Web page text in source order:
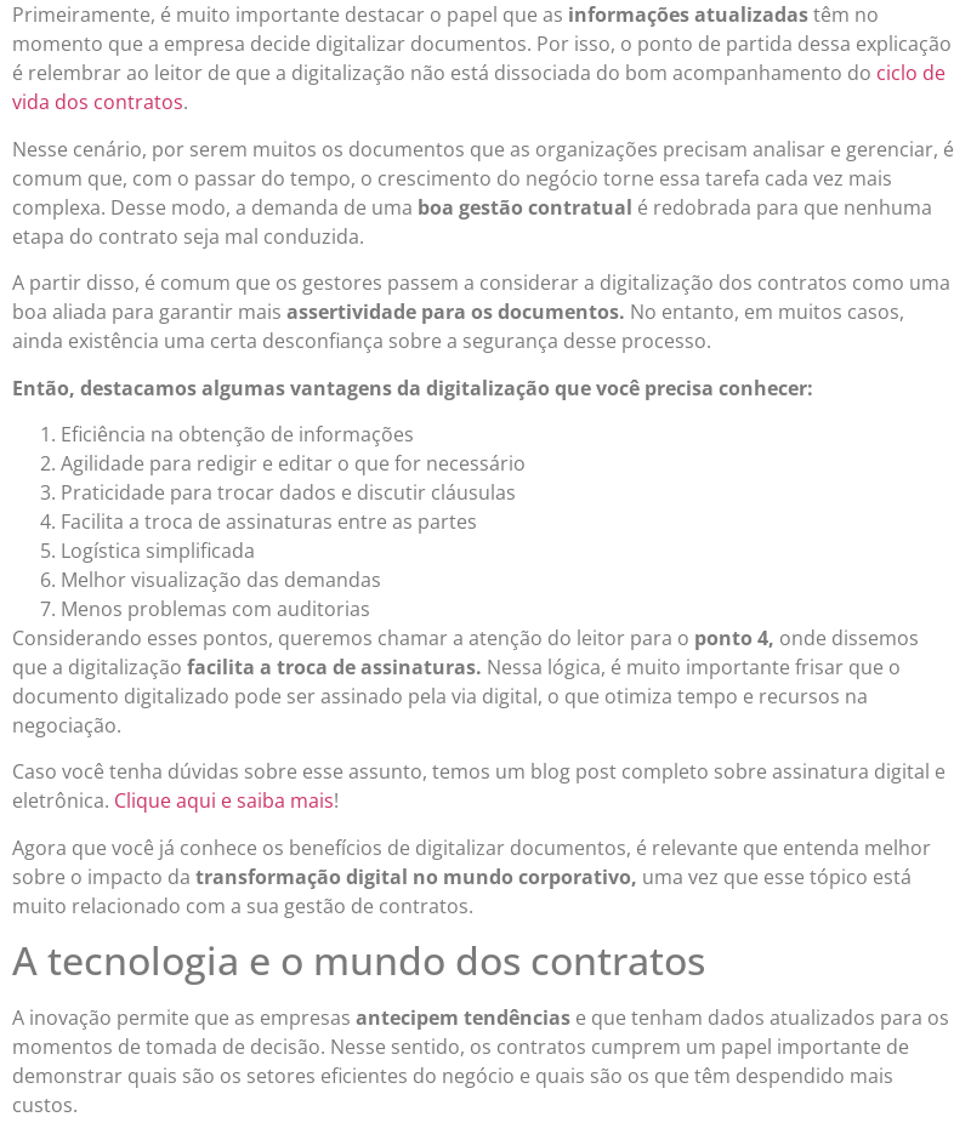
Primeiramente, é muito importante destacar o papel que as informações atualizadastêm no
momento que a empresa decide digitalizar documentos. Por isso, o ponto de partida dessa explicação
é relembrar ao leitor de que a digitalização não está dissociada do bom acompanhamento do ciclo de
vida dos contratos.
Nesse cenário, por serem muitos os documentos que as organizações precisam analisar e gerenciar, é
comum que, com o passar do tempo, o crescimento do negócio torne essa tarefa cada vez mais
complexa. Desse modo, a demanda de uma boa gestão contratual é redobrada para que nenhuma
etapa do contrato seja mal conduzida.
A partir disso, é comum que os gestores passem a considerar a digitalização dos contratos como uma
boa aliada para garantir mais assertividade para os documentos. No entanto, em muitos casos,
ainda existência uma certa desconfiança sobre a segurança desse processo.
Então, destacamos algumas vantagens da digitalização que você precisa conhecer:
Eficiência na obtenção de informações
Agilidade para redigir e editar o que for necessário
Praticidade para trocar dados e discutir cláusulas
Facilita a troca de assinaturas entre as partes
Logística simplificada
Melhor visualização das demandas
Menos problemas com auditorias
Considerando esses pontos, queremos chamar a atenção do leitor para o ponto 4, onde dissemos
que a digitalização facilita a troca de assinaturas. Nessa lógica, é muito importante frisar que o
documento digitalizado pode ser assinado pela via digital, o que otimiza tempo e recursos na
negociação.
Caso você tenha dúvidas sobre esse assunto, temos um blog post completo sobre assinatura digital e
eletrônica. Clique aqui e saiba mais!
Agora que você já conhece os benefícios de digitalizar documentos, é relevante que entenda melhor
sobre o impacto da transformação digital no mundo corporativo, uma vez que esse tópico está
muito relacionado com a sua gestão de contratos.
A tecnologia e o mundo dos contratos
A inovação permite que as empresas antecipem tendências e que tenham dados atualizados para os
momentos de tomada de decisão. Nesse sentido, os contratos cumprem um papel importante de
demonstrar quais são os setores eficientes do negócio e quais são os que têm despendido mais
custos.